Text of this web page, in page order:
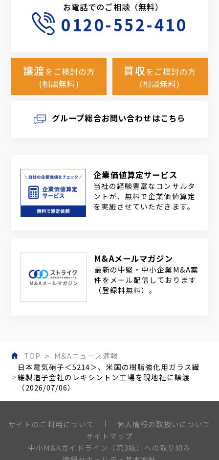
お電話でのご相談（無料）
0120-552-410
譲渡をご検討の方
(相談無料)
買収をご検討の方
(相談無料)
グループ総合お問い合わせはこちら
企業価値算定サービス
当社の経験豊富なコンサルタ
ントが、無料で企業価値算定
を実施させていただきます。
M&Aメールマガジン
最新の中堅・中小企業M&A案
件をメール配信しております
（登録料無料）。
TOP
M&Aニュース速報
日本電気硝子＜5214＞、米国の樹脂強化用ガラス繊
維製造子会社のレキシントン工場を現地社に譲渡
（2026/07/06）
サイトのご利用について
個人情報の取扱いについて
サイトマップ
中小M&Aガイドライン（第3版）への取り組み